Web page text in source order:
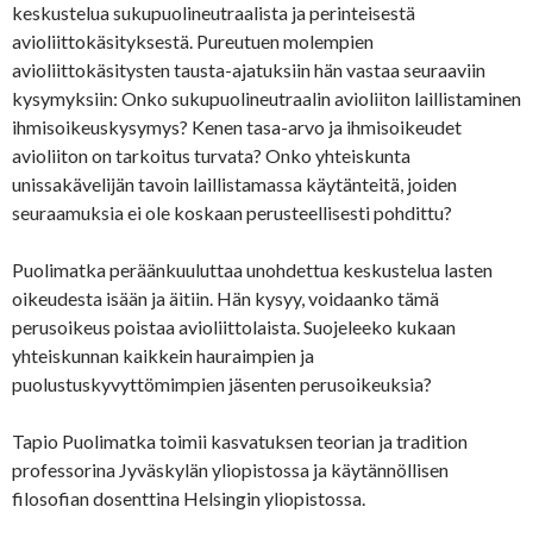
keskustelua sukupuolineutraalista ja perinteisestä
avioliittokäsityksestä. Pureutuen molempien
avioliittokäsitysten tausta-ajatuksiin hän vastaa seuraaviin
kysymyksiin: Onko sukupuolineutraalin avioliiton laillistaminen
ihmisoikeuskysymys? Kenen tasa-arvo ja ihmisoikeudet
avioliiton on tarkoitus turvata? Onko yhteiskunta
unissakävelijän tavoin laillistamassa käytänteitä, joiden
seuraamuksia ei ole koskaan perusteellisesti pohdittu?
Puolimatka peräänkuuluttaa unohdettua keskustelua lasten
oikeudesta isään ja äitiin. Hän kysyy, voidaanko tämä
perusoikeus poistaa avioliittolaista. Suojeleeko kukaan
yhteiskunnan kaikkein hauraimpien ja
puolustuskyvyttömimpien jäsenten perusoikeuksia?
Tapio Puolimatka toimii kasvatuksen teorian ja tradition
professorina Jyväskylän yliopistossa ja käytännöllisen
filosofian dosenttina Helsingin yliopistossa.